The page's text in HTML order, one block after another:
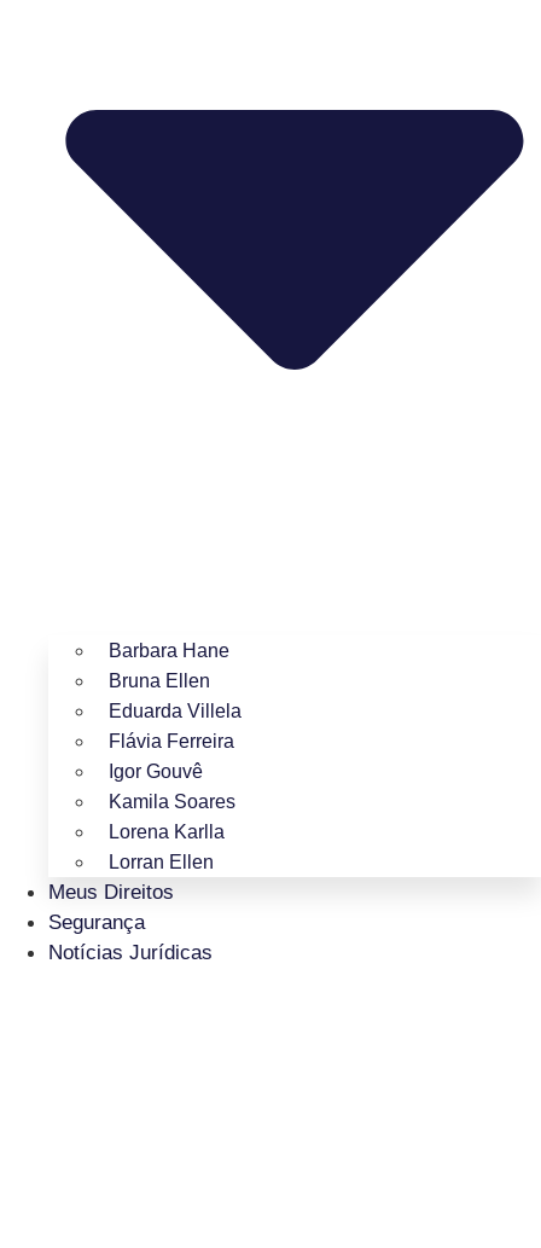
Barbara Hane
Bruna Ellen
Eduarda Villela
Flávia Ferreira
Igor Gouvê
Kamila Soares
Lorena Karlla
Lorran Ellen
Meus Direitos
Segurança
Notícias Jurídicas